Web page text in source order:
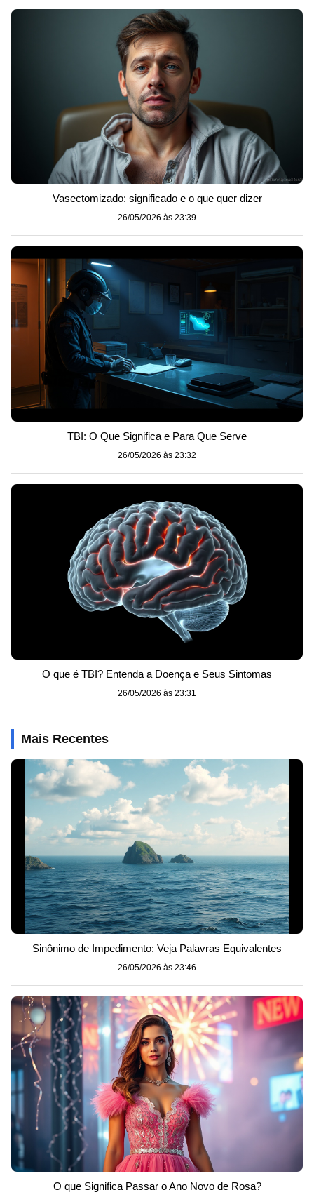
Vasectomizado: significado e o que quer dizer
26/05/2026 às 23:39
TBI: O Que Significa e Para Que Serve
26/05/2026 às 23:32
O que é TBI? Entenda a Doença e Seus Sintomas
26/05/2026 às 23:31
Mais Recentes
Sinônimo de Impedimento: Veja Palavras Equivalentes
26/05/2026 às 23:46
O que Significa Passar o Ano Novo de Rosa?